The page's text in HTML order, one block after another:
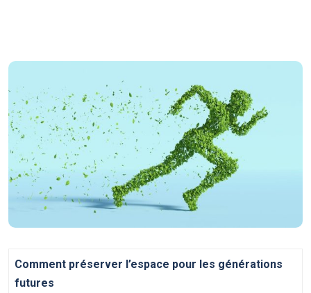
Comment préserver l’espace pour les générations
futures